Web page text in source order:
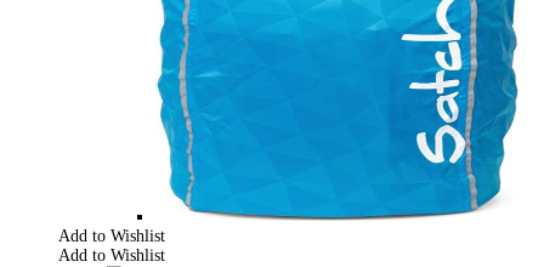
Add to Wishlist
Add to Wishlist